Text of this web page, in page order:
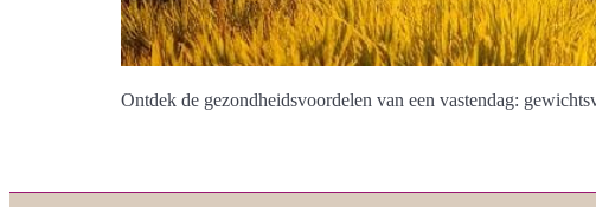
Ontdek de gezondheidsvoordelen van een vastendag: